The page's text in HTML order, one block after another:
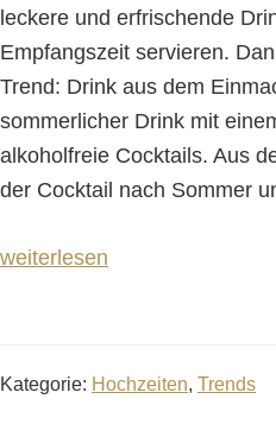
leckere und erfrischende
Empfangszeit servieren.
Trend: Drink aus dem
sommerlicher Drink mit
alkoholfreie Cocktails. Aus
der Cocktail nach Sommer
weiterlesen
Kategorie: Hochzeiten, Trends